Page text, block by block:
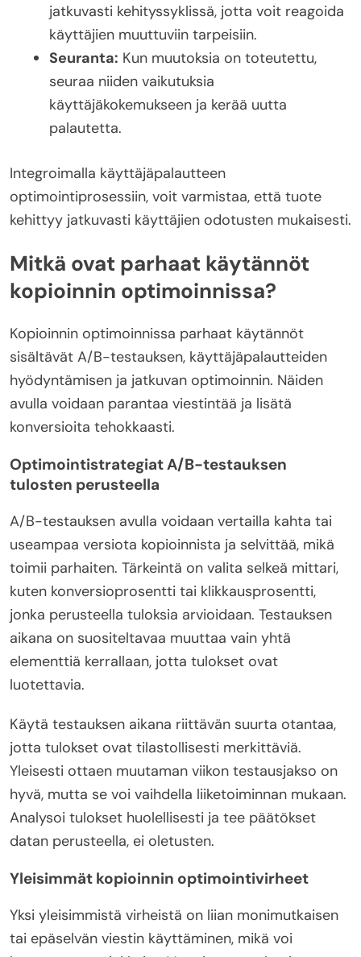
jatkuvasti kehityssyklissä, jotta voit reagoida
käyttäjien muuttuviin tarpeisiin.
Seuranta: Kun muutoksia on toteutettu,
seuraa niiden vaikutuksia
käyttäjäkokemukseen ja kerää uutta
palautetta.
Integroimalla käyttäjäpalautteen
optimointiprosessiin, voit varmistaa, että tuote
kehittyy jatkuvasti käyttäjien odotusten mukaisesti.
Mitkä ovat parhaat käytännöt
kopioinnin optimoinnissa?
Kopioinnin optimoinnissa parhaat käytännöt
sisältävät A/B-testauksen, käyttäjäpalautteiden
hyödyntämisen ja jatkuvan optimoinnin. Näiden
avulla voidaan parantaa viestintää ja lisätä
konversioita tehokkaasti.
Optimointistrategiat A/B-testauksen
tulosten perusteella
A/B-testauksen avulla voidaan vertailla kahta tai
useampaa versiota kopioinnista ja selvittää, mikä
toimii parhaiten. Tärkeintä on valita selkeä mittari,
kuten konversioprosentti tai klikkausprosentti,
jonka perusteella tuloksia arvioidaan. Testauksen
aikana on suositeltavaa muuttaa vain yhtä
elementtiä kerrallaan, jotta tulokset ovat
luotettavia.
Käytä testauksen aikana riittävän suurta otantaa,
jotta tulokset ovat tilastollisesti merkittäviä.
Yleisesti ottaen muutaman viikon testausjakso on
hyvä, mutta se voi vaihdella liiketoiminnan mukaan.
Analysoi tulokset huolellisesti ja tee päätökset
datan perusteella, ei oletusten.
Yleisimmät kopioinnin optimointivirheet
Yksi yleisimmistä virheistä on liian monimutkaisen
tai epäselvän viestin käyttäminen, mikä voi